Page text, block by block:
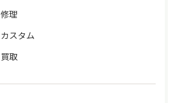
修理
カスタム
買取